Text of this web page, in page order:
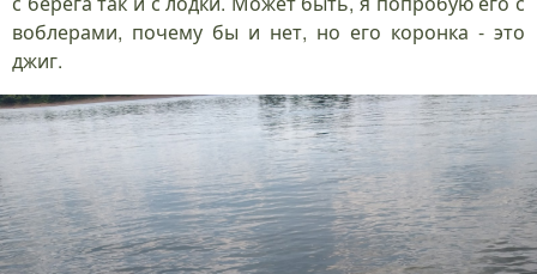
воблерами, почему бы и нет, но его коронка - это
джиг.